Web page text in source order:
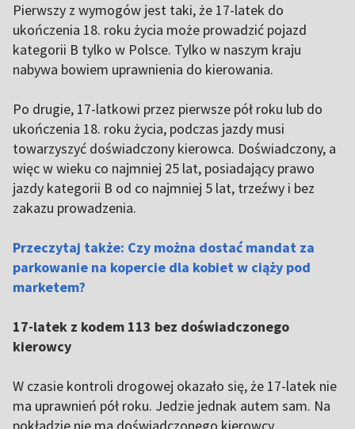
Pierwszy z wymogów jest taki, że 17-latek do
ukończenia 18. roku życia może prowadzić pojazd
kategorii B tylko w Polsce. Tylko w naszym kraju
nabywa bowiem uprawnienia do kierowania.
Po drugie, 17-latkowi przez pierwsze pół roku lub do
ukończenia 18. roku życia, podczas jazdy musi
towarzyszyć doświadczony kierowca. Doświadczony, a
więc w wieku co najmniej 25 lat, posiadający prawo
jazdy kategorii B od co najmniej 5 lat, trzeźwy i bez
zakazu prowadzenia.
Przeczytaj także: Czy można dostać mandat za
parkowanie na kopercie dla kobiet w ciąży pod
marketem?
17-latek z kodem 113 bez doświadczonego
kierowcy
W czasie kontroli drogowej okazało się, że 17-latek nie
ma uprawnień pół roku. Jedzie jednak autem sam. Na